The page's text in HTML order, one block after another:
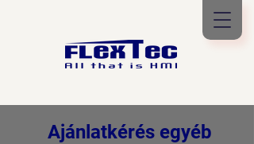
Ajánlatkérés egyéb